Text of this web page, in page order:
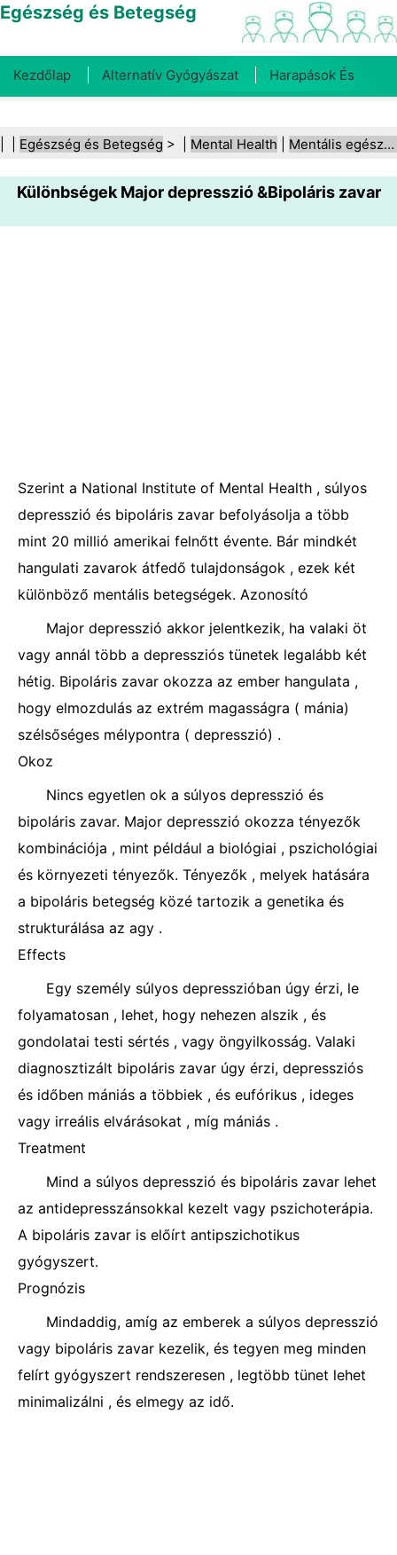
Egészség és Betegség
Kezdőlap Alternatív Gyógyászat Harapások És
Fogegészség Diéta És Táplálkozás Családi
Egészség Egészségügyi Ágazat Mentális Egészség
Közegészségügy És Biztonság Sebészet És
Egészség és Betegség > | Mental Health Mentális egészség (általános)
Különbségek Major depresszió &Bipoláris zavar
Szerint a National Institute of Mental Health , súlyos
depresszió és bipoláris zavar befolyásolja a több
mint 20 millió amerikai felnőtt évente. Bár mindkét
hangulati zavarok átfedő tulajdonságok , ezek két
különböző mentális betegségek. Azonosító
Major depresszió akkor jelentkezik, ha valaki öt
vagy annál több a depressziós tünetek legalább két
hétig. Bipoláris zavar okozza az ember hangulata ,
hogy elmozdulás az extrém magasságra ( mánia)
szélsőséges mélypontra ( depresszió) .
Okoz
Nincs egyetlen ok a súlyos depresszió és
bipoláris zavar. Major depresszió okozza tényezők
kombinációja , mint például a biológiai , pszichológiai
és környezeti tényezők. Tényezők , melyek hatására
a bipoláris betegség közé tartozik a genetika és
strukturálása az agy .
Effects
Egy személy súlyos depresszióban úgy érzi, le
folyamatosan , lehet, hogy nehezen alszik , és
gondolatai testi sértés , vagy öngyilkosság. Valaki
diagnosztizált bipoláris zavar úgy érzi, depressziós
és időben mániás a többiek , és eufórikus , ideges
vagy irreális elvárásokat , míg mániás .
Treatment
Mind a súlyos depresszió és bipoláris zavar lehet
az antidepresszánsokkal kezelt vagy pszichoterápia.
A bipoláris zavar is előírt antipszichotikus
gyógyszert.
Prognózis
Mindaddig, amíg az emberek a súlyos depresszió
vagy bipoláris zavar kezelik, és tegyen meg minden
felírt gyógyszert rendszeresen , legtöbb tünet lehet
minimalizálni , és elmegy az idő.